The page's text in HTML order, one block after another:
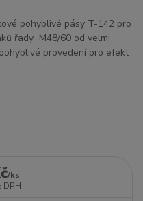
pohyblivé pásy T-142 pro
řady M48/60 od velmi
provedení pro efekt
/ks
DPH